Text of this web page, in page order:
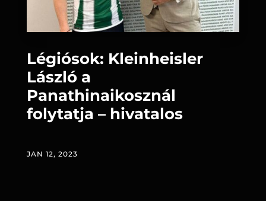
Légiósok: Kleinheisler
László a
Panathinaikosznál
folytatja – hivatalos
JAN 12, 2023